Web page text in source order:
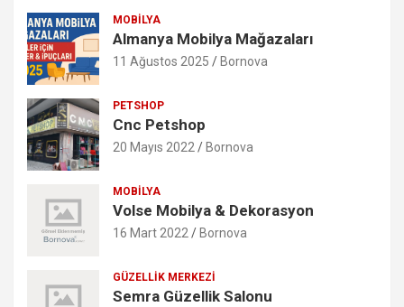
MOBILYA
Almanya Mobilya Mağazaları
11 Ağustos 2025 Bornova
PETSHOP
Cnc Petshop
20 Mayıs 2022 Bornova
MOBILYA
Volse Mobilya & Dekorasyon
16 Mart 2022 Bornova
GÜZELLIK MERKEZI
Semra Güzellik Salonu